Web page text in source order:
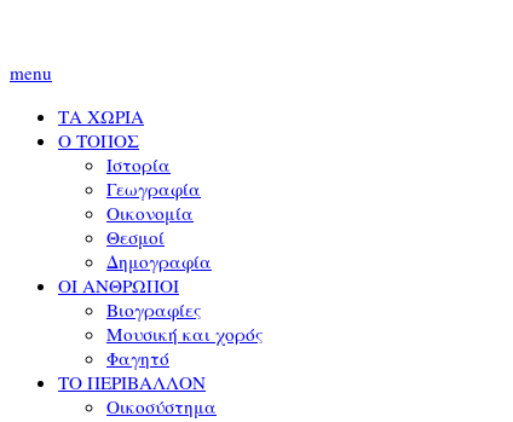
menu
ΤΑ ΧΩΡΙΑ
Ο ΤΟΠΟΣ
Ιστορία
Γεωγραφία
Οικονομία
Θεσμοί
Δημογραφία
ΟΙ ΑΝΘΡΩΠΟΙ
Βιογραφίες
Μουσική και χορός
Φαγητό
ΤΟ ΠΕΡΙΒΑΛΛΟΝ
Οικοσύστημα